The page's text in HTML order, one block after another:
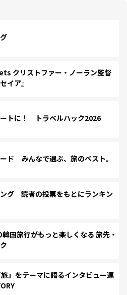
クリストファー・ノーラン監督
イア』
トに！ トラベルハック2026
ド みんなで選ぶ、旅のベスト。
グ 読者の投票をもとにランキン
国旅行がもっと楽しくなる 旅先・
」をテーマに語るインタビュー連